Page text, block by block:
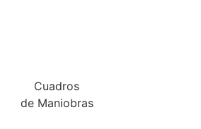
Cuadros
de Maniobras